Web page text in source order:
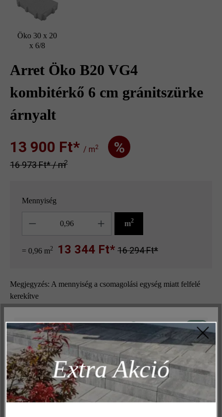
Öko 30 x 20
x 6/8
Arret Öko B20 VG4
kombitérkő 6 cm gránitszürke
árnyalt
13 900 Ft‎‎‎* / m2 %
16 973 Ft‎‎‎* / m2
Mennyiség
m2
= 0,96 m2 13 344 Ft* 16 294 Ft*
Megjegyzés: A mennyiség a csomagolási egység miatt felfelé
kerekítve
Keressen egy kereskedőt a közelben
Hozzáadás a kívánságlistához
Oldal nyomtatása
Cikkszám:23301
Műszakilag és működéshez szükséges Aktív
Marketing Inaktív
Elemzés Inaktív
Kényelem (weboldal működése) Inaktív
Kényelem (Google Térkép) Inaktív
Extra Akció